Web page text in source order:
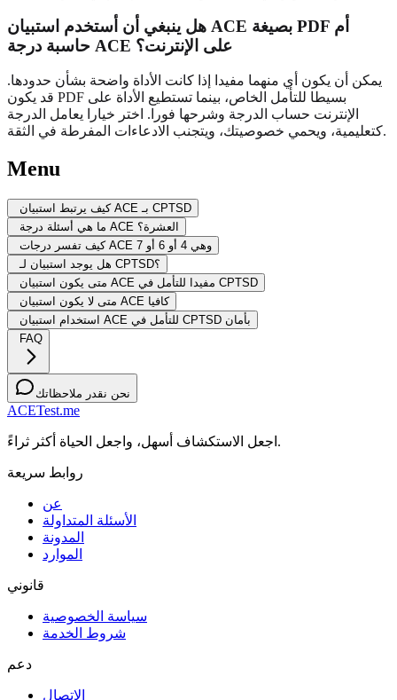
هل ينبغي أن أستخدم استبيان ACE بصيغة PDF أم
حاسبة درجة ACE على الإنترنت؟
يمكن أن يكون أي منهما مفيدا إذا كانت الأداة واضحة بشأن حدودها.
قد يكون PDF بسيطا للتأمل الخاص، بينما تستطيع الأداة على
الإنترنت حساب الدرجة وشرحها فورا. اختر خيارا يعامل الدرجة
كتعليمية، ويحمي خصوصيتك، ويتجنب الادعاءات المفرطة في الثقة.
Menu
كيف يرتبط استبيان ACE بـ CPTSD
ما هي أسئلة درجة ACE العشرة؟
كيف تفسر درجات ACE وهي 4 أو 6 أو 7
هل يوجد استبيان لـ CPTSD؟
متى يكون استبيان ACE مفيدا للتأمل في CPTSD
متى لا يكون استبيان ACE كافيا
استخدام استبيان ACE للتأمل في CPTSD بأمان
FAQ
نحن نقدر ملاحظاتك
ACETest.me
اجعل الاستكشاف أسهل، واجعل الحياة أكثر ثراءً.
روابط سريعة
عن
الأسئلة المتداولة
المدونة
الموارد
قانوني
سياسة الخصوصية
شروط الخدمة
دعم
الاتصال